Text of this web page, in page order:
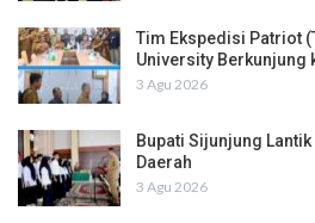
Tim Ekspedisi Patriot
University Berkunjung
3 Agu 2026
Bupati Sijunjung
Daerah
3 Agu 2026